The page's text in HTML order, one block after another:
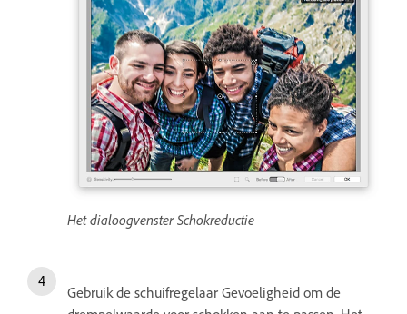
Het dialoogvenster Schokreductie
Gebruik de schuifregelaar Gevoeligheid om de